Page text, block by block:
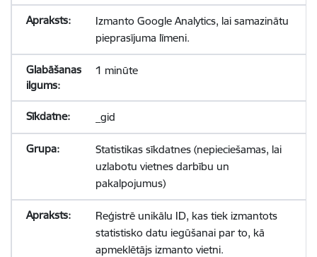
Izmanto Google Analytics, lai samazinātu
pieprasījuma līmeni.
1 minūte
_gid
Statistikas sīkdatnes (nepieciešamas, lai
uzlabotu vietnes darbību un
pakalpojumus)
Reģistrē unikālu ID, kas tiek izmantots
statistisko datu iegūšanai par to, kā
apmeklētājs izmanto vietni.